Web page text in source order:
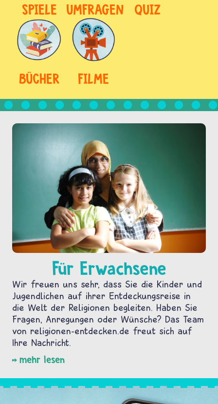
SPIELE UMFRAGEN QUIZ
BÜCHER FILME
Für Erwachsene
Wir freuen uns sehr, dass Sie die Kinder und
Jugendlichen auf ihrer Entdeckungsreise in
die Welt der Religionen begleiten. Haben Sie
Fragen, Anregungen oder Wünsche? Das Team
von religionen-entdecken.de freut sich auf
Ihre Nachricht.
mehr lesen